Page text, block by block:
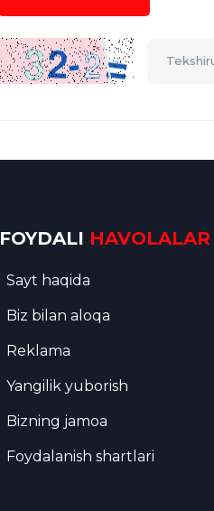
FOYDALI HAVOLALAR
Sayt haqida
Biz bilan aloqa
Reklama
Yangilik yuborish
Bizning jamoa
Foydalanish shartlari